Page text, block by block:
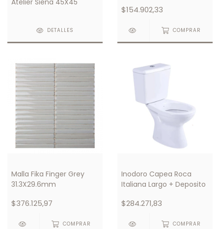
DETALLES
$154.902,33
COMPRAR
Malla Fika Finger Grey
31.3X29.6mm
$376.125,97
COMPRAR
Inodoro Capea Roca
Italiana Largo + Deposito
$284.271,83
COMPRAR